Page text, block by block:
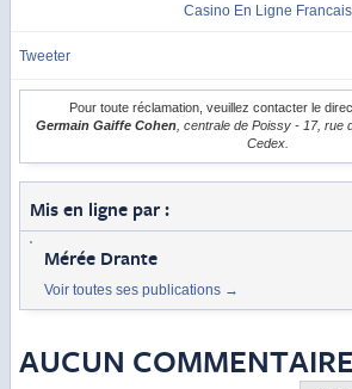
Casino En Ligne Francais
Tweeter
Pour toute réclamation, veuillez contacter le
Germain Gaiffe Cohen, centrale de Poissy - 17, rue
Cedex.
Mis en ligne par :
Mérée Drante
Voir toutes ses publications →
AUCUN COMMENTAIRE